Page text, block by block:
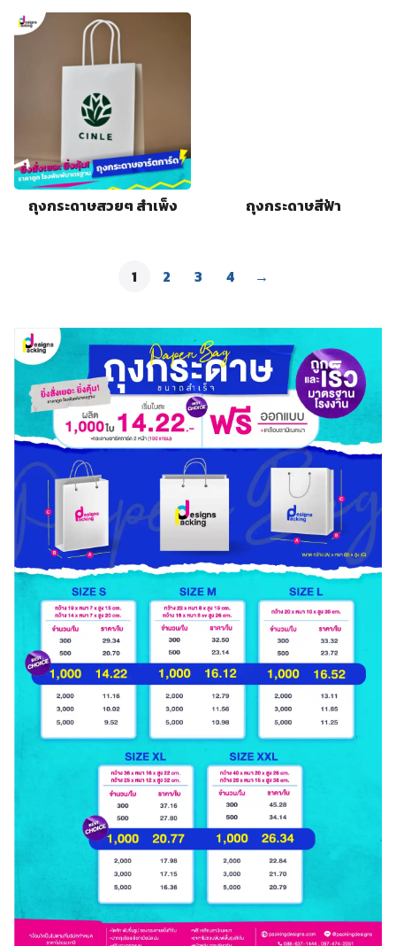
ถุงกระดาษสวยๆ สําเพ็ง ถุงกระดาษสีฟ้า
1 2 3 4 →